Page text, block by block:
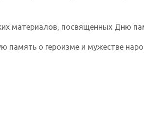
материалов, посвященных Дню
память о героизме и мужестве